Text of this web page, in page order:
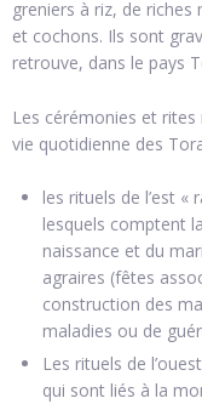
greniers à riz, de
et cochons. Ils sont
retrouve, dans le pays
Les cérémonies et
vie quotidienne des
les rituels de l’est
lesquels comptent
naissance et du
agraires (fêtes
construction des
maladies ou de
Les rituels de
qui sont liés à la